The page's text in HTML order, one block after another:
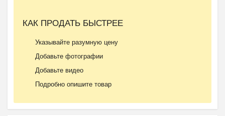
КАК ПРОДАТЬ БЫСТРЕЕ
Указывайте разумную цену
Добавьте фотографии
Добавьте видео
Подробно опишите товар